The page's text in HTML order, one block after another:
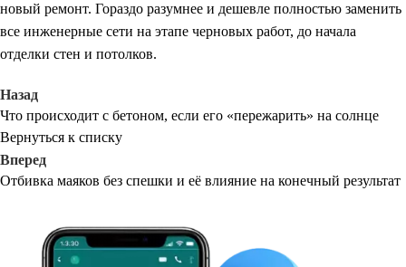
новый ремонт. Гораздо разумнее и дешевле полностью заменить
все инженерные сети на этапе черновых работ, до начала
отделки стен и потолков.
Назад
Что происходит с бетоном, если его «пережарить» на солнце
Вернуться к списку
Вперед
Отбивка маяков без спешки и её влияние на конечный результат